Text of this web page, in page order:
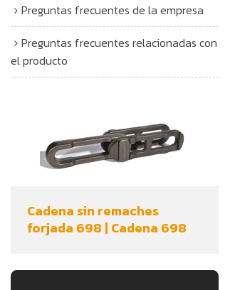
Preguntas frecuentes de la empresa
Preguntas frecuentes relacionadas con
el producto
Cadena sin remaches
forjada 698 | Cadena 698